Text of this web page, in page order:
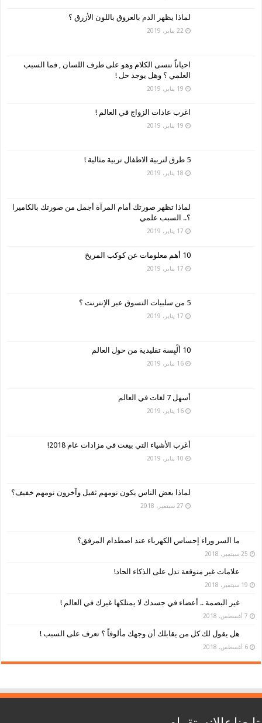
لماذا يظهر الدم بالعروق باللون الأزرق ؟
22 يناير، 2019
احياناً ننسى الكلام وهو على طرف اللسان , فما السبب
العلمي ؟ وهل يوجد حل !
19 يناير، 2019
اغرب عادات الزواج في العالم !
19 يناير، 2019
5 طرق لتربية الاطفال تربية مثالية !
18 يناير، 2019
لماذا تظهر صورتك أمام المرآة أجمل من صورتك بالكاميرا
؟.. السبب علمي
17 يناير، 2019
10 أهم معلومات عن كوكب المريخ
17 يناير، 2019
5 من سلبيات التسوق عبر الإنترنت ؟
17 يناير، 2019
10 ألْبِسة تقليدية من حول العالم
16 يناير، 2019
أسهل 7 لغات في العالم
16 يناير، 2019
أغرب الأشياء التي بيعت في مزادات عام 2018!
10 يناير، 2019
لماذا بعض الناس يكون نومهم ثقيل وآخرون نومهم خفيف؟
27 سبتمبر، 2018
ما السر وراء إحساس الكهرباء عند اصطدام المرفق؟
25 سبتمبر، 2018
علامات غير متوقعة تدل على الذكاء الحاد!
19 سبتمبر، 2018
غير البصمة .. أعضاء في جسدك لا يمتلكها غيرك في العالم !
7 أغسطس، 2018
هل يقول لك كل من يقابلك أن وجهك مألوفاً ؟ تعرف على السبب !
6 أغسطس، 2018